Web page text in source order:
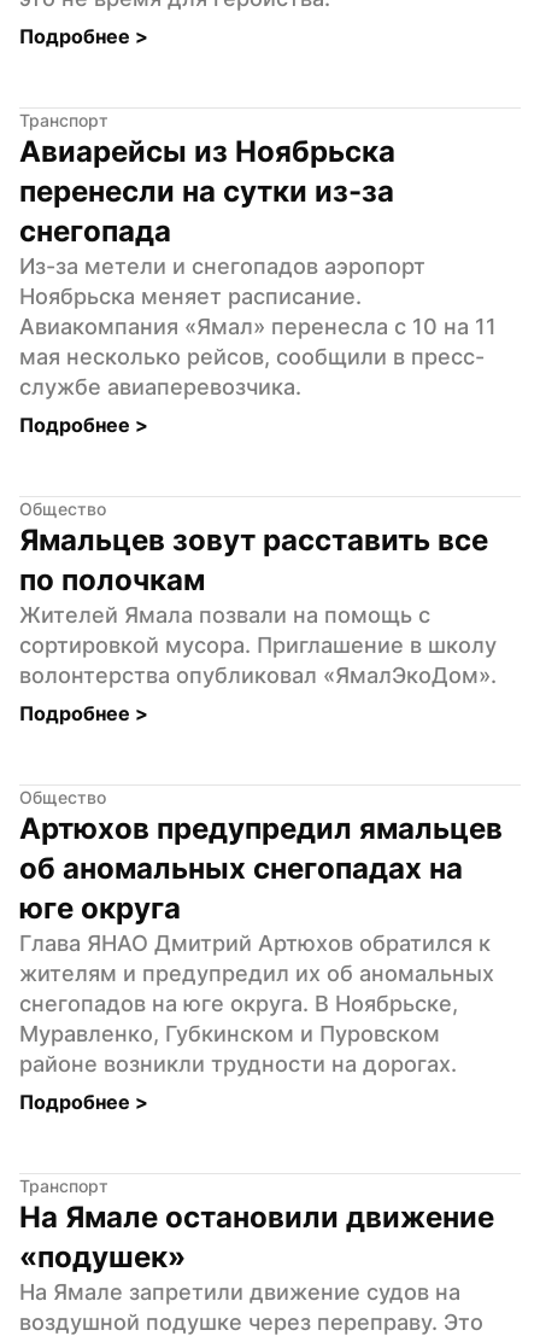
Подробнее >
Транспорт
Авиарейсы из Ноябрьска
перенесли на сутки из-за
снегопада
Из-за метели и снегопадов аэропорт
Ноябрьска меняет расписание.
Авиакомпания «Ямал» перенесла с 10 на 11
мая несколько рейсов, сообщили в пресс-
службе авиаперевозчика.
Подробнее >
Общество
Ямальцев зовут расставить все
по полочкам
Жителей Ямала позвали на помощь с
сортировкой мусора. Приглашение в школу
волонтерства опубликовал «ЯмалЭкоДом».
Подробнее >
Общество
Артюхов предупредил ямальцев
об аномальных снегопадах на
юге округа
Глава ЯНАО Дмитрий Артюхов обратился к
жителям и предупредил их об аномальных
снегопадов на юге округа. В Ноябрьске,
Муравленко, Губкинском и Пуровском
районе возникли трудности на дорогах.
Подробнее >
Транспорт
На Ямале остановили движение
«подушек»
На Ямале запретили движение судов на
воздушной подушке через переправу. Это